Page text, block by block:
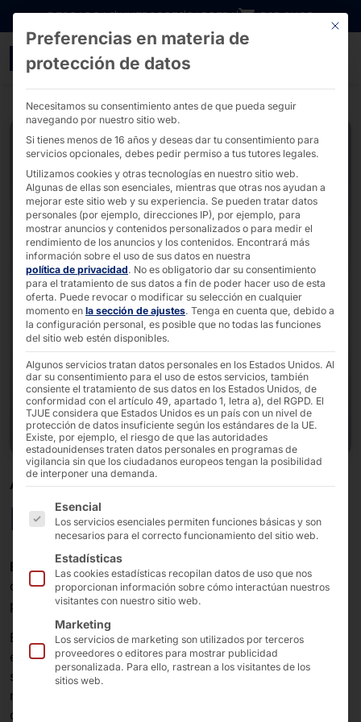
Ir directamente al contenido
DESCARGASINVERSORESCARRERA B2B SHOP
Servidor industrial de
AKHET® SERVIDOR INDUSTRIAL
Endurance R1U225i
Endurance R1U225i es un servidor en rack 1U
compacto y se caracteriza sobre todo por su reducida
profundidad de instalación a partir de 225 mm.
Está diseñado principalmente para ofrecer eficiencia
energética y un funcionamiento continuo estable. Con
su
procesador Intel® Atom
máximo rendimiento y más a la disponibilidad fiable
con bajo consumo de energía.
Este
Preferencias en materia de
protección de datos
Necesitamos su consentimiento antes de que pueda seguir
navegando por nuestro sitio web.
Si tienes menos de 16 años y deseas dar tu consentimiento para
servicios opcionales, debes pedir permiso a tus tutores legales.
Utilizamos cookies y otras tecnologías en nuestro sitio web.
Algunas de ellas son esenciales, mientras que otras nos ayudan a
mejorar este sitio web y su experiencia. Se pueden tratar datos
personales (por ejemplo, direcciones IP), por ejemplo, para
mostrar anuncios y contenidos personalizados o para medir el
rendimiento de los anuncios y los contenidos. Encontrará más
información sobre el uso de sus datos en nuestra
política de privacidad. No es obligatorio dar su consentimiento
para el tratamiento de sus datos a fin de poder hacer uso de esta
oferta. Puede revocar o modificar su selección en cualquier
momento en la sección de ajustes. Tenga en cuenta que, debido a
la configuración personal, es posible que no todas las funciones
del sitio web estén disponibles.
Algunos servicios tratan datos personales en los Estados Unidos. Al
dar su consentimiento para el uso de estos servicios, también
consiente el tratamiento de sus datos en los Estados Unidos, de
conformidad con el artículo 49, apartado 1, letra a), del RGPD. El
TJUE considera que Estados Unidos es un país con un nivel de
protección de datos insuficiente según los estándares de la UE.
Existe, por ejemplo, el riesgo de que las autoridades
estadounidenses traten datos personales en programas de
vigilancia sin que los ciudadanos europeos tengan la posibilidad
de interponer una demanda.
A continuación se enumeran los grupos de servicios
Esencial
Los servicios esenciales permiten funciones básicas y son
necesarios para el correcto funcionamiento del sitio web.
Estadísticas
Las cookies estadísticas recopilan datos de uso que nos
proporcionan información sobre cómo interactúan nuestros
visitantes con nuestro sitio web.
Marketing
Los servicios de marketing son utilizados por terceros
proveedores o editores para mostrar publicidad
personalizada. Para ello, rastrean a los visitantes de los
sitios web.